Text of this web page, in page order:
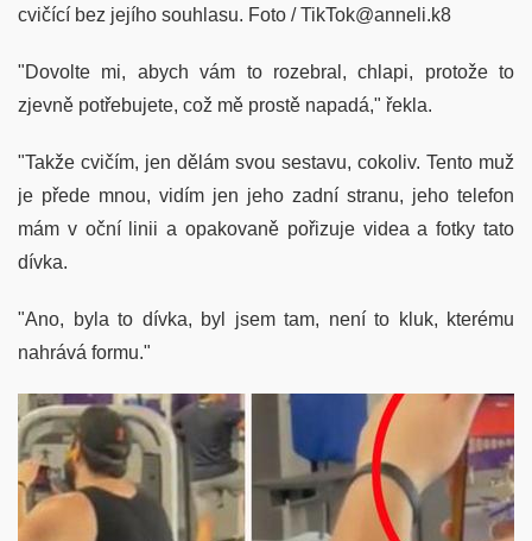
cvičící bez jejího souhlasu. Foto / TikTok@anneli.k8
"Dovolte mi, abych vám to rozebral, chlapi, protože to
zjevně potřebujete, což mě prostě napadá," řekla.
"Takže cvičím, jen dělám svou sestavu, cokoliv. Tento muž
je přede mnou, vidím jen jeho zadní stranu, jeho telefon
mám v oční linii a opakovaně pořizuje videa a fotky tato
dívka.
"Ano, byla to dívka, byl jsem tam, není to kluk, kterému
nahrává formu."